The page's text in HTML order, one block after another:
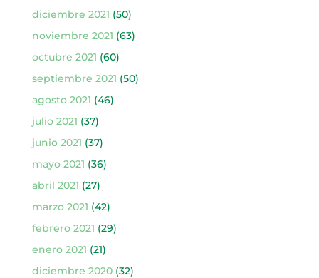
diciembre 2021 (50)
noviembre 2021 (63)
octubre 2021 (60)
septiembre 2021 (50)
agosto 2021 (46)
julio 2021 (37)
junio 2021 (37)
mayo 2021 (36)
abril 2021 (27)
marzo 2021 (42)
febrero 2021 (29)
enero 2021 (21)
diciembre 2020(32)